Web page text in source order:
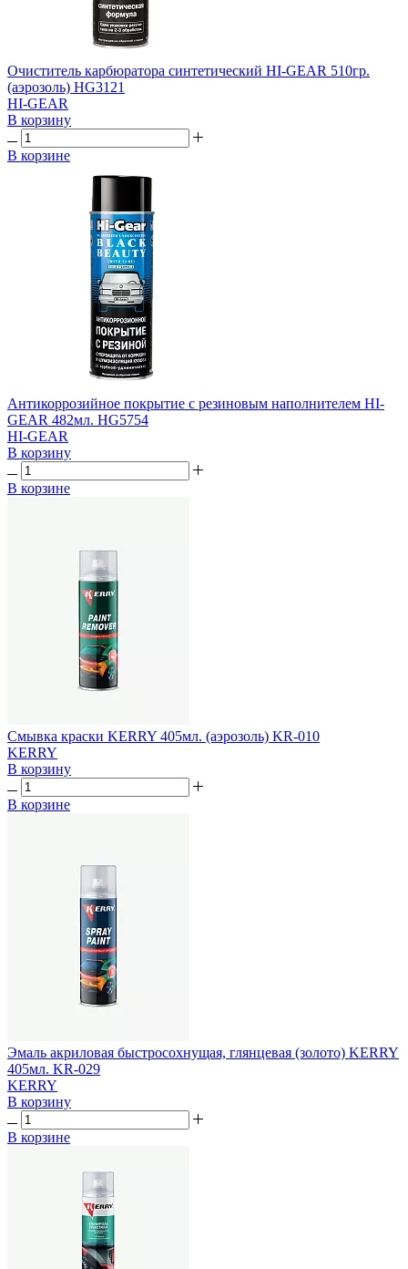
Очиститель карбюратора синтетический HI-GEAR 510гр.
(аэрозоль) HG3121
HI-GEAR
В корзину
В корзине
Антикоррозийное покрытие с резиновым наполнителем HI-
GEAR 482мл. HG5754
HI-GEAR
В корзину
В корзине
Смывка краски KERRY 405мл. (аэрозоль) KR-010
KERRY
В корзину
В корзине
Эмаль акриловая быстросохнущая, глянцевая (золото) KERRY
405мл. KR-029
KERRY
В корзину
В корзине